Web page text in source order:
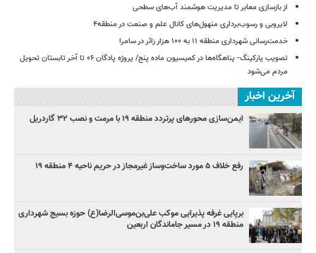
از بازسازی معابر تا مدیریت هوشمند آب‌های سطحی
لایروبی و رسوب‌برداری منهول‌های کانال علم و صنعت در منطقه۴
خدمت‌رسانی شهرداری منطقه ۱۱ به ۱۰۰ هزار زائر در سامرا
تصویب پارکینگ- پناهگاه‌ها در کمیسیون ماده پنج/ پروژه پادگان ۰۶ تا آخر تابستان تحویل
مردم می‌شود
آخرین اخبار
ایمن‌سازی محورهای پرتردد منطقه ۱۹ با مرمت و نصب ۳۲ گاردریل
رفع خلاف ۵ مورد ساخت‌وساز غیرمجاز در حریم ناحیه ۴ منطقه ۱۹
برپایی غرفه پذیرایی موکب علی‌بن‌موسی‌الرضا(ع) حوزه بسیج شهرداری
منطقه ۱۹ در مسیر جاماندگان اربعین